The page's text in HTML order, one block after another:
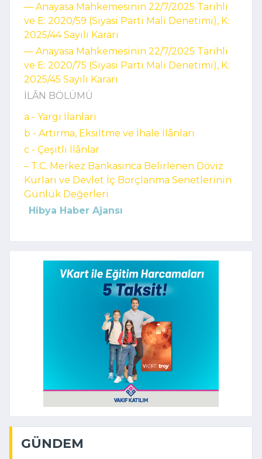
–– Anayasa Mahkemesinin 22/7/2025 Tarihli
ve E: 2020/59 (Siyasi Parti Mali Denetimi), K:
2025/44 Sayılı Kararı
–– Anayasa Mahkemesinin 22/7/2025 Tarihli
ve E: 2020/75 (Siyasi Parti Mali Denetimi), K:
2025/45 Sayılı Kararı
İLÂN BÖLÜMÜ
a - Yargı İlanları
b - Artırma, Eksiltme ve İhale İlânları
c - Çeşitli İlânlar
– T.C. Merkez Bankasınca Belirlenen Döviz
Kurları ve Devlet İç Borçlanma Senetlerinin
Günlük Değerleri
Hibya Haber Ajansı
GÜNDEM